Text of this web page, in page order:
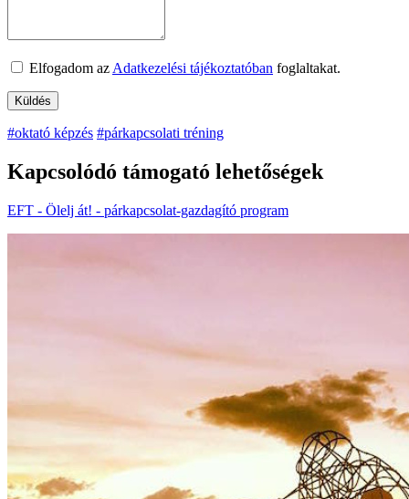
Elfogadom az Adatkezelési tájékoztatóban foglaltakat.
#oktató képzés #párkapcsolati tréning
Kapcsolódó támogató lehetőségek
EFT - Ölelj át! - párkapcsolat-gazdagító program